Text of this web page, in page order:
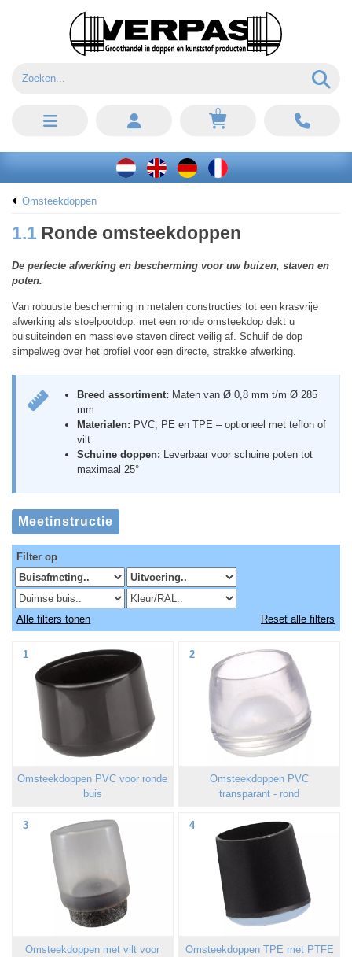
0
Omsteekdoppen
1.1 Ronde omsteekdoppen
De perfecte afwerking en bescherming voor uw buizen, staven en
poten.
Van robuuste bescherming in metalen constructies tot een krasvrije
afwerking als stoelpootdop: met een ronde omsteekdop dekt u
buisuiteinden en massieve staven direct veilig af. Schuif de dop
simpelweg over het profiel voor een directe, strakke afwerking.
Breed assortiment: Maten van Ø 0,8 mm t/m Ø 285
mm
Materialen: PVC, PE en TPE – optioneel met teflon of
vilt
Schuine doppen: Leverbaar voor schuine poten tot
maximaal 25°
Filter op
Alle filters tonen Reset alle filters
1
Omsteekdoppen PVC voor ronde
buis
2
Omsteekdoppen PVC
transparant - rond
3
Omsteekdoppen met vilt voor
4
Omsteekdoppen TPE met PTFE